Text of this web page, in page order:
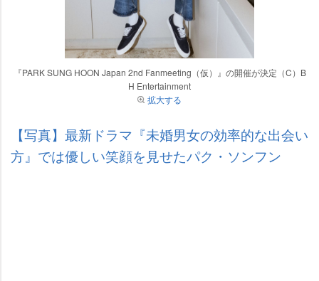
『PARK SUNG HOON Japan 2nd Fanmeeting（仮）』の開催が決定（C）B
H Entertainment
拡大する
【写真】最新ドラマ『未婚男女の効率的な出会い
方』では優しい笑顔を見せたパク・ソンフン